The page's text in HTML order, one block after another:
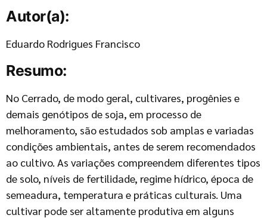
Autor(a):
Eduardo Rodrigues Francisco
Resumo:
No Cerrado, de modo geral, cultivares, progênies e
demais genótipos de soja, em processo de
melhoramento, são estudados sob amplas e variadas
condições ambientais, antes de serem recomendados
ao cultivo. As variações compreendem diferentes tipos
de solo, níveis de fertilidade, regime hídrico, época de
semeadura, temperatura e práticas culturais. Uma
cultivar pode ser altamente produtiva em alguns